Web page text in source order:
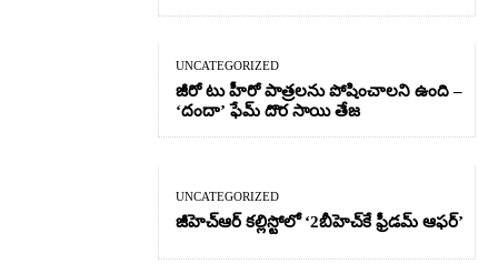
UNCATEGORIZED
జీరో టు హీరో పాత్రలను పోషించాలని ఉంది –
‘దందా’ ఫేమ్ దొర సాయి తేజ
UNCATEGORIZED
జీహెచ్ఆర్‌ కల్లిస్టోలో ‘2బీహెచ్‌కే ఫ్రీడమ్ ఆఫర్’